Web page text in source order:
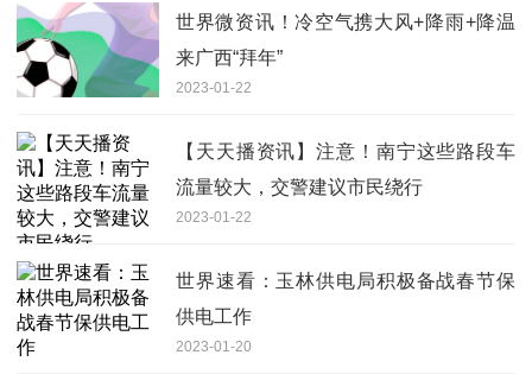
世界微资讯！冷空气携大风+降雨+降温
来广西“拜年”
2023-01-22
【天天播资讯】注意！南宁这些路段车
流量较大，交警建议市民绕行
2023-01-22
世界速看：玉林供电局积极备战春节保
供电工作
2023-01-20